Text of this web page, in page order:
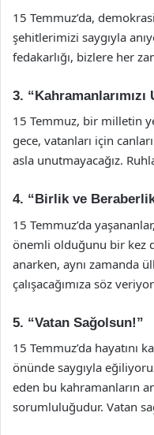
15 Temmuz’da,
şehitlerimizi saygıyla
fedakarlığı, bizlere her
3. “Kahramanlarımızı
15 Temmuz, bir milletin
gece, vatanları için
asla unutmayacağız.
4. “Birlik ve
15 Temmuz’da
önemli olduğunu bir kez
anarken, aynı zamanda
çalışacağımıza söz
5. “Vatan Sağolsun!”
15 Temmuz’da hayatını
önünde saygıyla
eden bu kahramanların
sorumluluğudur. Vatan